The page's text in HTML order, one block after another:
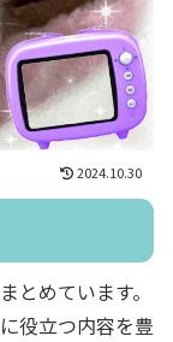
2024.10.30
とめています。
役立つ内容を豊